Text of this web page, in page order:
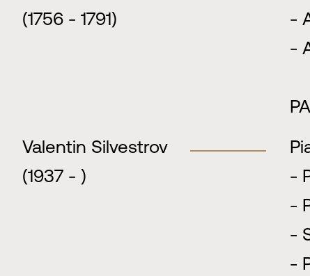
(1756 - 1791)
-
-
Valentin Silvestrov
(1937 - )
-
-
-
-